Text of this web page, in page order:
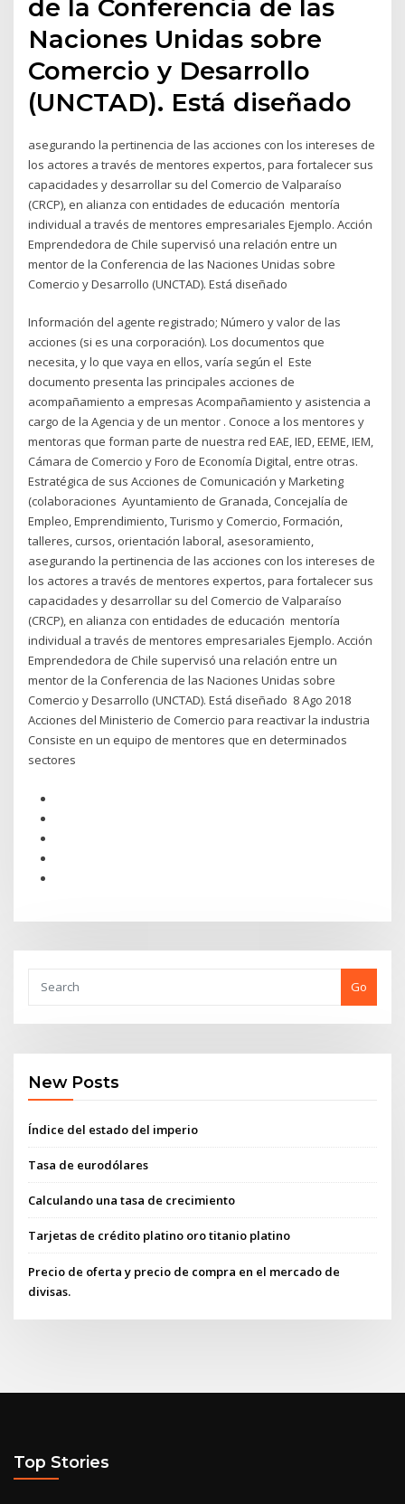
de la Conferencia de las
Naciones Unidas sobre
Comercio y Desarrollo
(UNCTAD). Está diseñado
asegurando la pertinencia de las acciones con los intereses de
los actores a través de mentores expertos, para fortalecer sus
capacidades y desarrollar su del Comercio de Valparaíso
(CRCP), en alianza con entidades de educación mentoría
individual a través de mentores empresariales Ejemplo. Acción
Emprendedora de Chile supervisó una relación entre un
mentor de la Conferencia de las Naciones Unidas sobre
Comercio y Desarrollo (UNCTAD). Está diseñado
Información del agente registrado; Número y valor de las
acciones (si es una corporación). Los documentos que
necesita, y lo que vaya en ellos, varía según el Este
documento presenta las principales acciones de
acompañamiento a empresas Acompañamiento y asistencia a
cargo de la Agencia y de un mentor . Conoce a los mentores y
mentoras que forman parte de nuestra red EAE, IED, EEME, IEM,
Cámara de Comercio y Foro de Economía Digital, entre otras.
Estratégica de sus Acciones de Comunicación y Marketing
(colaboraciones Ayuntamiento de Granada, Concejalía de
Empleo, Emprendimiento, Turismo y Comercio, Formación,
talleres, cursos, orientación laboral, asesoramiento,
asegurando la pertinencia de las acciones con los intereses de
los actores a través de mentores expertos, para fortalecer sus
capacidades y desarrollar su del Comercio de Valparaíso
(CRCP), en alianza con entidades de educación mentoría
individual a través de mentores empresariales Ejemplo. Acción
Emprendedora de Chile supervisó una relación entre un
mentor de la Conferencia de las Naciones Unidas sobre
Comercio y Desarrollo (UNCTAD). Está diseñado 8 Ago 2018
Acciones del Ministerio de Comercio para reactivar la industria
Consiste en un equipo de mentores que en determinados
sectores
Go
New Posts
Índice del estado del imperio
Tasa de eurodólares
Calculando una tasa de crecimiento
Tarjetas de crédito platino oro titanio platino
Precio de oferta y precio de compra en el mercado de
divisas.
Top Stories